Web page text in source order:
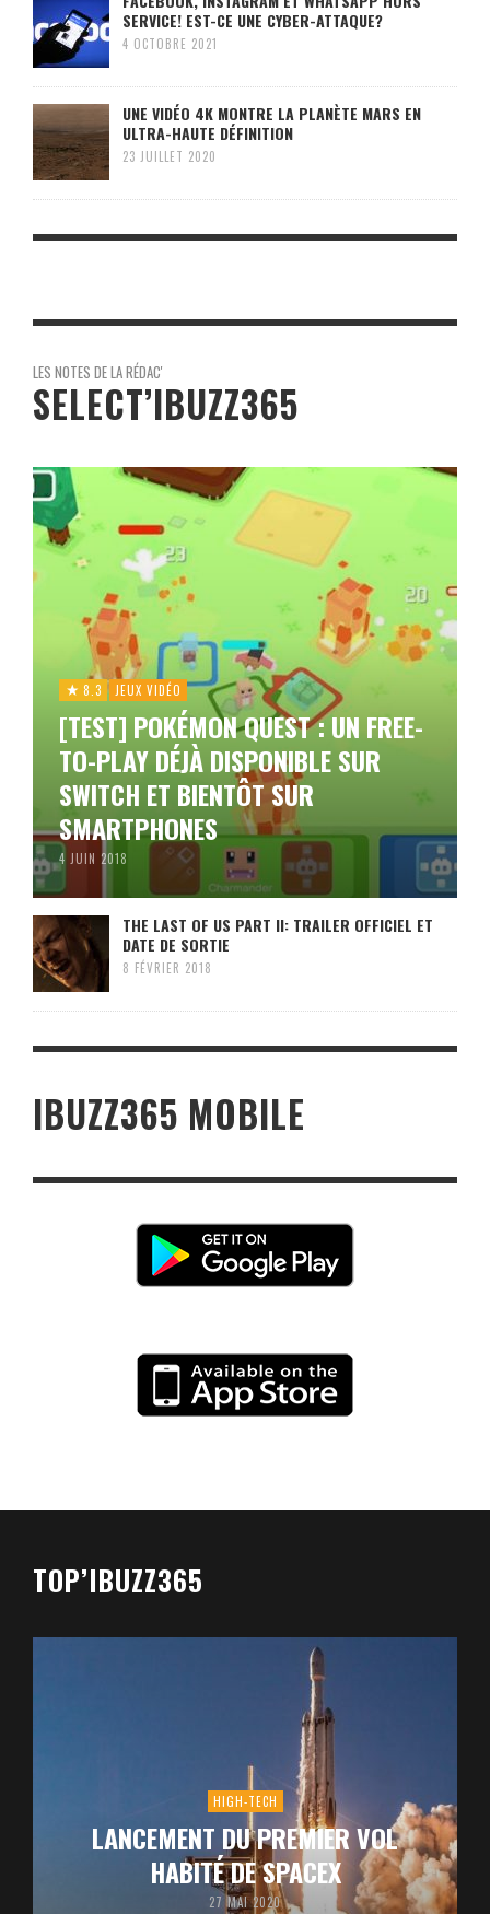
SERVICE! EST-CE UNE CYBER-ATTAQUE?
4 OCTOBRE 2021
UNE VIDÉO 4K MONTRE LA PLANÈTE MARS EN
ULTRA-HAUTE DÉFINITION
23 JUILLET 2020
LES NOTES DE LA RÉDAC'
SELECT’IBUZZ365
8.3 JEUX VIDÉO
[TEST] POKÉMON QUEST : UN FREE-
TO-PLAY DÉJÀ DISPONIBLE SUR
SWITCH ET BIENTÔT SUR
SMARTPHONES
4 JUIN 2018
THE LAST OF US PART II: TRAILER OFFICIEL ET
DATE DE SORTIE
8 FÉVRIER 2018
IBUZZ365 MOBILE
TOP’IBUZZ365
HIGH-TECH
LANCEMENT DU PREMIER VOL
HABITÉ DE SPACEX
27 MAI 2020